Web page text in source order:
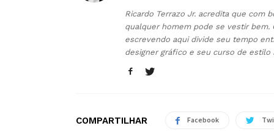
Ricardo Terrazo Jr. acredita que com
qualquer homem pode se vestir bem.
escrevendo aqui divide seu tempo
designer gráfico e seu curso de estilo
COMPARTILHAR Facebook